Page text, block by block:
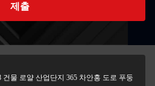
제출
건물 로얄 산업단지 365 차안홍 도로 푸둥